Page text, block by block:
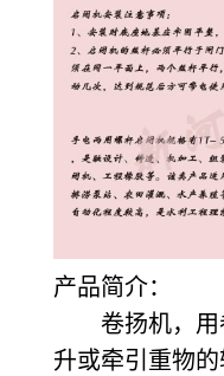
产品简介：
卷扬机，用
升或牵引重物